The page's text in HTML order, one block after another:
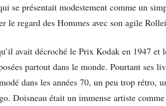
se présentait modestement comme un
le regard des Hommes avec son agile
avait décroché le Prix Kodak en 1947 et
partout dans le monde. Pourtant ses
dans les années 70, un peu trop rétro,
Doisneau était un immense artiste